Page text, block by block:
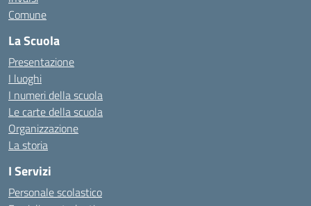
Comune
La Scuola
Presentazione
I luoghi
I numeri della scuola
Le carte della scuola
Organizzazione
La storia
I Servizi
Personale scolastico